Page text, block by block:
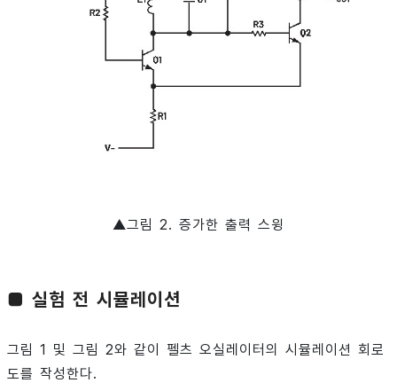
▲그림 2. 증가한 출력 스윙
■ 실험 전 시뮬레이션
그림 1 및 그림 2와 같이 펠츠 오실레이터의 시뮬레이션 회로
도를 작성한다.